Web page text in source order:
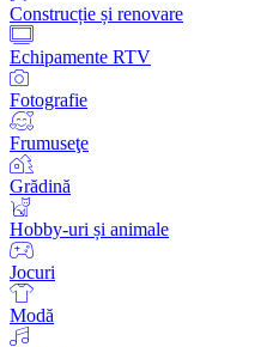
Construcție și renovare
Echipamente RTV
Fotografie
Frumuseţe
Grădină
Hobby-uri și animale
Jocuri
Modă